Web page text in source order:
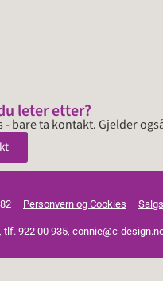
leter etter?
ta kontakt. Gjelder
– Personvern og Cookies –
tlf. 922 00 935, connie@c-